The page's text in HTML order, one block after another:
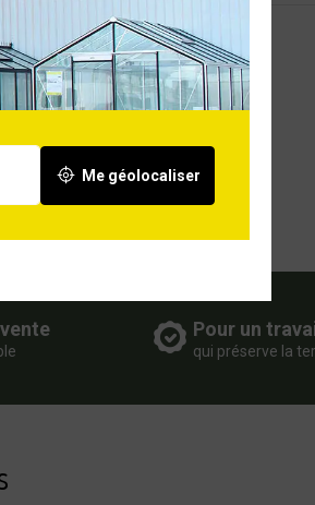
Pour un
qui préserve la
Me géolocaliser